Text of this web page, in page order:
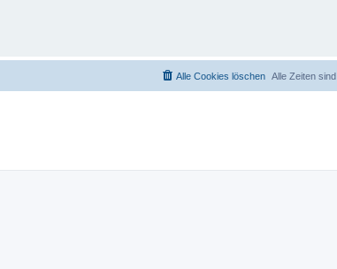
Alle Zeiten sind
Alle Cookies löschen